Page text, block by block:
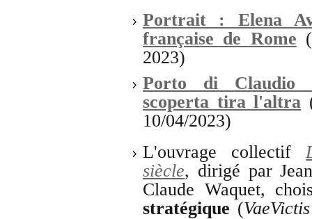
Portrait : Elena
française de Rome (
2023)
Porto di Claudio
scoperta tira l'altra
10/04/2023)
L'ouvrage collectif
siècle, dirigé par
Claude Waquet,
stratégique (